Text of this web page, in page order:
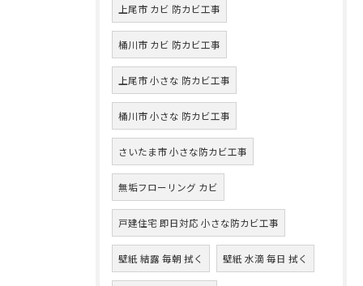
上尾市 カビ 防カビ工事
桶川市 カビ 防カビ工事
上尾市 小さな 防カビ工事
桶川市 小さな 防カビ工事
さいたま市 小さな防カビ工事
無垢フローリング カビ
戸建住宅 即日対応 小さな防カビ工事
壁紙 結露 毎朝 拭く 壁紙 水滴 毎日 拭く